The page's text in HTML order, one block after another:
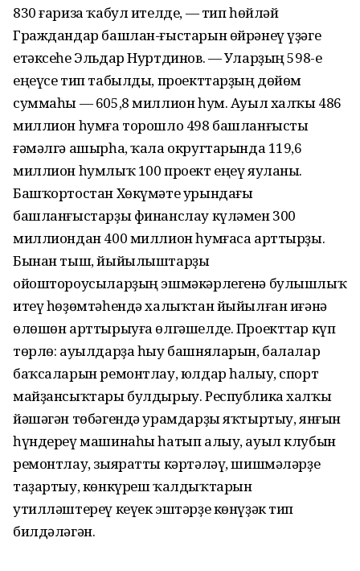
830 ғариза ҡабул ителде, — тип һөйләй
Граждандар башлан-ғыстарын өйрәнеү үҙәге
етәксеһе Эльдар Нуртдинов. — Уларҙың 598-е
еңеүсе тип табылды, проекттарҙың дөйөм
суммаһы — 605,8 миллион һум. Ауыл халҡы 486
миллион һумға торошло 498 башланғысты
ғәмәлгә ашырһа, ҡала округтарында 119,6
миллион һумлыҡ 100 проект еңеү яуланы.
Башҡортостан Хөкүмәте урындағы
башланғыстарҙы финанслау күләмен 300
миллиондан 400 миллион һумғаса арттырҙы.
Бынан тыш, йыйылыштарҙы
ойоштороусыларҙың эшмәкәрлегенә булышлыҡ
итеү һөҙөмтәһендә халыҡтан йыйылған иғәнә
өлөшөн арттырыуға өлгәшелде. Проекттар күп
төрлө: ауылдарҙа һыу башняларын, балалар
баҡсаларын ремонтлау, юлдар һалыу, спорт
майҙансыҡтары булдырыу. Республика халҡы
йәшәгән төбәгендә урамдарҙы яҡтыртыу, янғын
һүндереү машинаһы һатып алыу, ауыл клубын
ремонтлау, зыяратты кәртәләү, шишмәләрҙе
таҙартыу, көнкүреш ҡалдыҡтарын
утилләштереү кеүек эштәрҙе көнүҙәк тип
билдәләгән.